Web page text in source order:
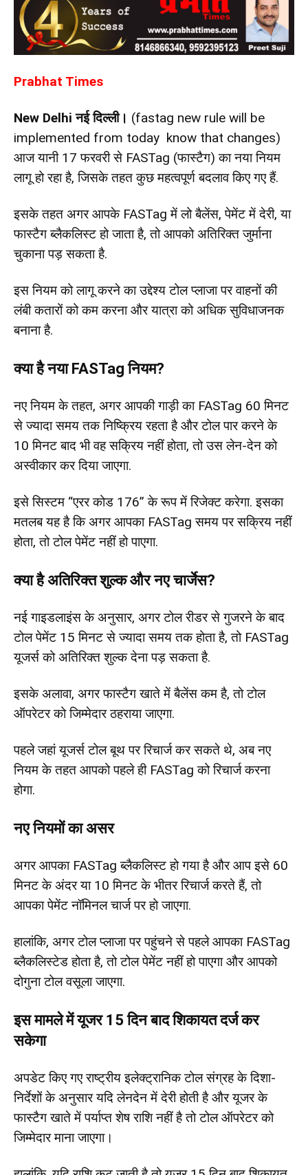
Prabhat Times
New Delhi नई दिल्ली। (fastag new rule will be
implemented from today know that changes)
आज यानी 17 फरवरी से FASTag (फास्टैग) का नया नियम
लागू हो रहा है, जिसके तहत कुछ महत्वपूर्ण बदलाव किए गए हैं.
इसके तहत अगर आपके FASTag में लो बैलेंस, पेमेंट में देरी, या
फास्टैग ब्लैकलिस्ट हो जाता है, तो आपको अतिरिक्त जुर्माना
चुकाना पड़ सकता है.
इस नियम को लागू करने का उद्देश्य टोल प्लाजा पर वाहनों की
लंबी कतारों को कम करना और यात्रा को अधिक सुविधाजनक
बनाना है.
क्या है नया FASTag नियम?
नए नियम के तहत, अगर आपकी गाड़ी का FASTag 60 मिनट
से ज्यादा समय तक निष्क्रिय रहता है और टोल पार करने के
10 मिनट बाद भी वह सक्रिय नहीं होता, तो उस लेन-देन को
अस्वीकार कर दिया जाएगा.
इसे सिस्टम “एरर कोड 176” के रूप में रिजेक्ट करेगा. इसका
मतलब यह है कि अगर आपका FASTag समय पर सक्रिय नहीं
होता, तो टोल पेमेंट नहीं हो पाएगा.
क्या है अतिरिक्त शुल्क और नए चार्जेस?
नई गाइडलाइंस के अनुसार, अगर टोल रीडर से गुजरने के बाद
टोल पेमेंट 15 मिनट से ज्यादा समय तक होता है, तो FASTag
यूजर्स को अतिरिक्त शुल्क देना पड़ सकता है.
इसके अलावा, अगर फास्टैग खाते में बैलेंस कम है, तो टोल
ऑपरेटर को जिम्मेदार ठहराया जाएगा.
पहले जहां यूजर्स टोल बूथ पर रिचार्ज कर सकते थे, अब नए
नियम के तहत आपको पहले ही FASTag को रिचार्ज करना
होगा.
नए नियमों का असर
अगर आपका FASTag ब्लैकलिस्ट हो गया है और आप इसे 60
मिनट के अंदर या 10 मिनट के भीतर रिचार्ज करते हैं, तो
आपका पेमेंट नॉमिनल चार्ज पर हो जाएगा.
हालांकि, अगर टोल प्लाजा पर पहुंचने से पहले आपका FASTag
ब्लैकलिस्टेड होता है, तो टोल पेमेंट नहीं हो पाएगा और आपको
दोगुना टोल वसूला जाएगा.
इस मामले में यूजर 15 दिन बाद शिकायत दर्ज कर
सकेगा
अपडेट किए गए राष्ट्रीय इलेक्ट्रानिक टोल संग्रह के दिशा-
निर्देशों के अनुसार यदि लेनदेन में देरी होती है और यूजर के
फास्टैग खाते में पर्याप्त शेष राशि नहीं है तो टोल ऑपरेटर को
जिम्मेदार माना जाएगा।